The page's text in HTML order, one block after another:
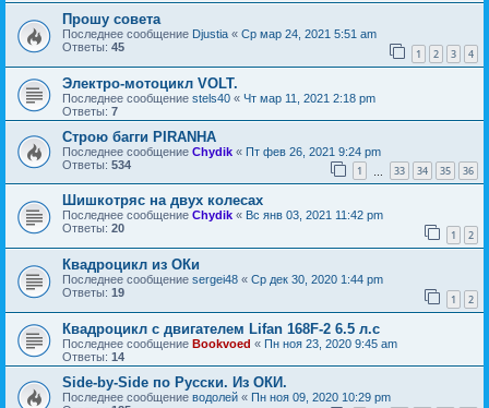
Прошу совета
Последнее сообщение Djustia « Ср мар 24, 2021 5:51 am
Ответы: 45 1 2 3 4
Электро-мотоцикл VOLT.
Последнее сообщение stels40 « Чт мар 11, 2021 2:18 pm
Ответы: 7
Строю багги PIRANHA
Последнее сообщение Chydik « Пт фев 26, 2021 9:24 pm
Ответы: 534 1 33 34 35 36
Шишкотряс на двух колесах
Последнее сообщение Chydik « Вс янв 03, 2021 11:42 pm
Ответы: 20 1 2
Квадроцикл из ОКи
Последнее сообщение sergei48 « Ср дек 30, 2020 1:44 pm
Ответы: 19 1 2
Квадроцикл с двигателем Lifan 168F-2 6.5 л.с
Последнее сообщение Bookvoed « Пн ноя 23, 2020 9:45 am
Ответы: 14
Side-by-Side по Русски. Из ОКИ.
Последнее сообщение водолей « Пн ноя 09, 2020 10:29 pm